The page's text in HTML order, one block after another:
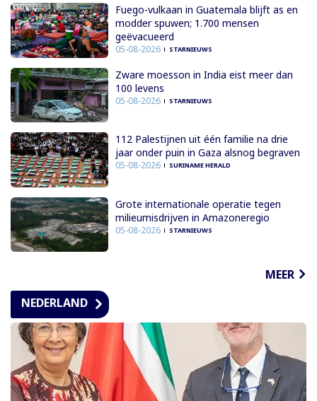
Fuego-vulkaan in Guatemala blijft as en
modder spuwen; 1.700 mensen
geëvacueerd
05-08-2026 STARNIEUWS
Zware moesson in India eist meer dan
100 levens
05-08-2026 STARNIEUWS
112 Palestijnen uit één familie na drie
jaar onder puin in Gaza alsnog begraven
05-08-2026 SURINAME HERALD
Grote internationale operatie tegen
milieumisdrijven in Amazoneregio
05-08-2026 STARNIEUWS
MEER
NEDERLAND